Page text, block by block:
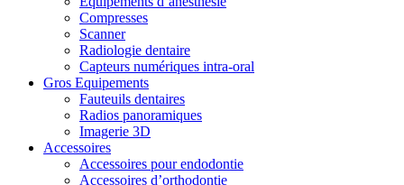
Compresses
Scanner
Radiologie dentaire
Capteurs numériques intra-oral
Gros Equipements
Fauteuils dentaires
Radios panoramiques
Imagerie 3D
Accessoires
Accessoires pour endodontie
Accessoires d’orthodontie